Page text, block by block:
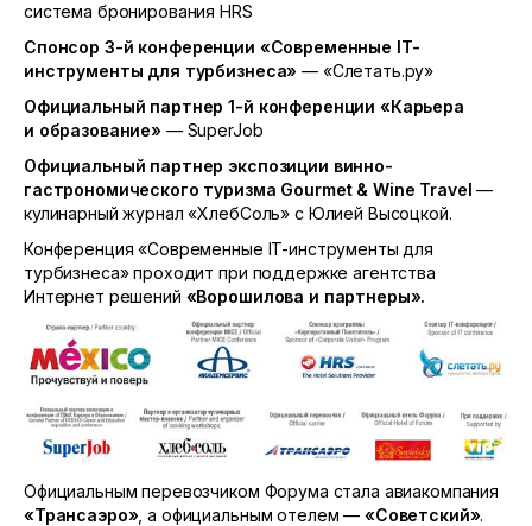
система бронирования HRS
Спонсор 3-й конференции «Современные IT-
инструменты для турбизнеса» — «Слетать.ру»
Официальный партнер1-й конференции «Карьера
и образование» — SuperJob
Официальный партнер экспозиции винно-
гастрономического туризма Gourmet& Wine Travel —
кулинарный журнал «ХлебСоль» с Юлией Высоцкой.
Конференция «Современные IT-инструменты для
турбизнеса» проходит при поддержке агентства
Интернет решений «Ворошилова и партнеры».
Официальным перевозчиком Форума стала авиакомпания
«Трансаэро» , а официальным отелем — «Советский».